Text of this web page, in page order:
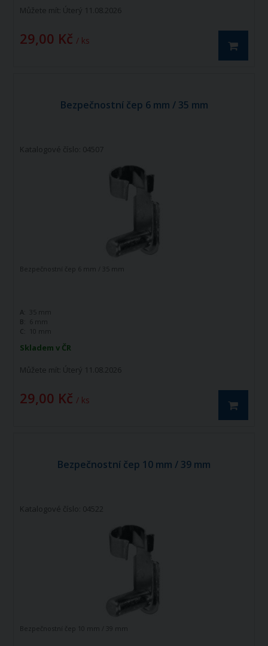
Můžete mít: Úterý 11.08.2026
29,00 Kč / ks
Bezpečnostní čep 6 mm / 35 mm
Katalogové číslo: 04507
Skladem v ČR
Můžete mít: Úterý 11.08.2026
29,00 Kč / ks
Bezpečnostní čep 6 mm / 35 mm
A:
35 mm
B: 6 mm
C:
10 mm
Bezpečnostní čep 10 mm / 39 mm
Katalogové číslo: 04522
Bezpečnostní čep 10 mm / 39 mm